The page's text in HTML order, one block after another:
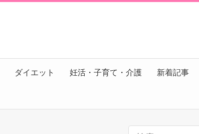
ダイエット 妊活・子育て・介護 新着記事